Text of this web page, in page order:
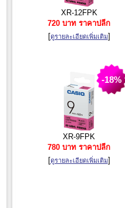
XR-12FPK
720 บาท ราคาปลีก
[ดูรายละเอียดเพิ่มเติม]
XR-9FPK
780 บาท ราคาปลีก
[ดูรายละเอียดเพิ่มเติม]
-18%